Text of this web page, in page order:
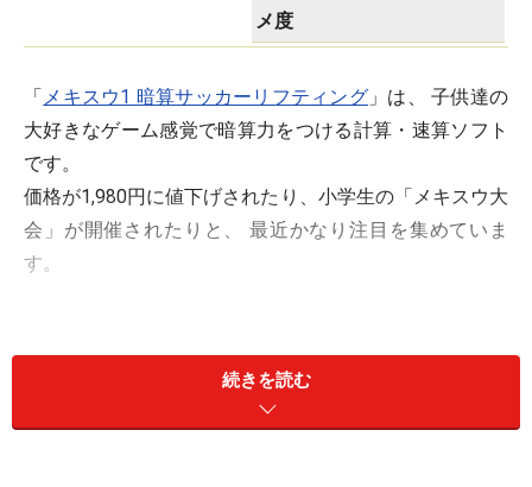
メ度
「メキスウ1 暗算サッカーリフティング 」は、 子供達の
大好きなゲーム感覚で暗算力をつける計算・速算ソフト
です。
価格が1,980円に値下げされたり、小学生の「メキスウ大
会」が開催されたりと、 最近かなり注目を集めていま
す。
練習をはじめ1桁のたし算から3桁のわり算まで、 4種類
の速算サッカーゲームに約7万通り
れています。
続きを読む